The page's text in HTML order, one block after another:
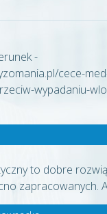
-
cece-
wypadaniu-
to dobre
zapracowanych.